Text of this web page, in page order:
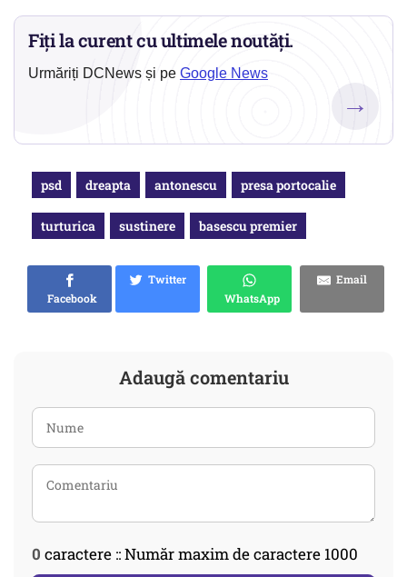
Fiți la curent cu ultimele noutăți.
Urmăriți DCNews și pe Google News
→
psd dreapta antonescu presa portocalie
turturica sustinere basescu premier
Facebook
Twitter
WhatsApp
Email
Adaugă comentariu
0 caractere :: Număr maxim de caractere 1000